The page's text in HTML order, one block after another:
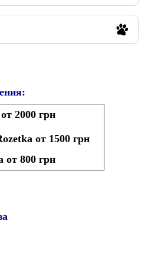
2000 грн
от 1500 грн
от 800 грн